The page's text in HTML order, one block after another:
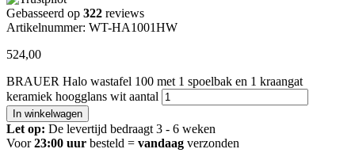
Gebasseerd op 322 reviews
Artikelnummer: WT-HA1001HW
524,00
BRAUER Halo wastafel 100 met 1 spoelbak en 1 kraangat
keramiek hoogglans wit aantal
In winkelwagen
Let op: De levertijd bedraagt 3 - 6 weken
Voor23:00 uur besteld = vandaag verzonden